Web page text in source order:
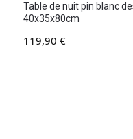
Table de nuit pin blanc
40x35x80cm
119,90 €